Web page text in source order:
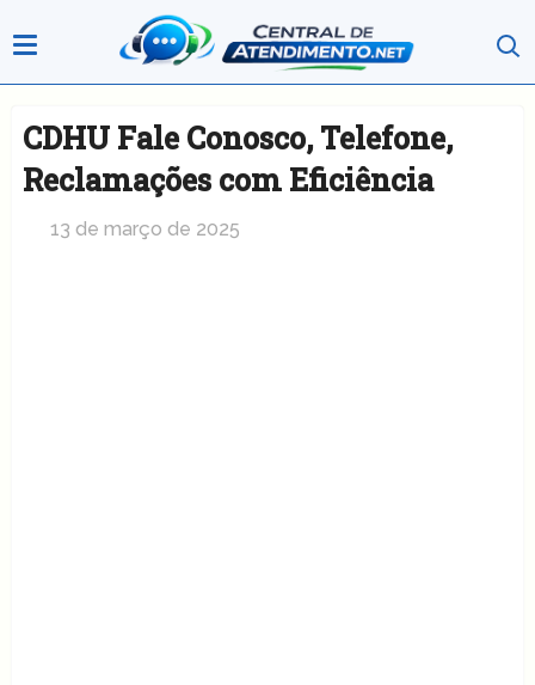
CDHU Fale Conosco, Telefone,
Reclamações com Eficiência
13 de março de 2025